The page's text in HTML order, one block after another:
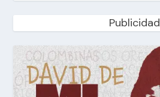
Publicidad